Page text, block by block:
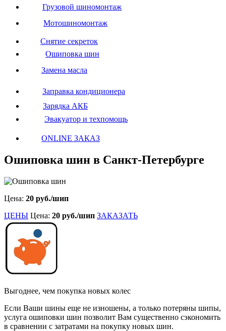
Грузовой шиномонтаж
Мотошиномонтаж
Снятие секреток
Ошиповка шин
Замена масла
Заправка кондиционера
Зарядка АКБ
Эвакуатор и техпомощь
ONLINE ЗАКАЗ
Ошиповка шин в Санкт-Петербурге
Цена: 20 руб./шип
ЦЕНЫ Цена: 20 руб./шип ЗАКАЗАТЬ
Выгоднее, чем покупка новых колес
Если Ваши шины еще не изношены, а только потеряны шипы,
услуга ошиповки шин позволит Вам существенно сэкономить
в сравнении с затратами на покупку новых шин.